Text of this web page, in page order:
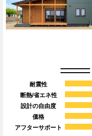
耐震性
断熱/省エネ性
設計の自由度
価格
アフターサポート